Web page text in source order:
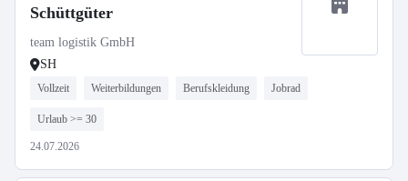
Schüttgüter
team logistik GmbH
SH
Vollzeit Weiterbildungen Berufskleidung Jobrad
Urlaub >= 30
24.07.2026